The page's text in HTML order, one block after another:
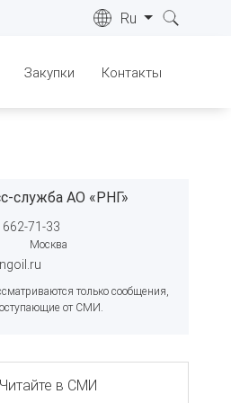
Ru
Закупки Контакты
служба АО «РНГ»
71-33
Москва
только сообщения,
от СМИ.
Читайте в СМИ